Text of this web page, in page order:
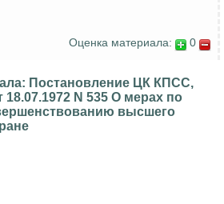
Оценка материала: 0
Постановление ЦК КПСС,
N 535 О мерах по
высшего